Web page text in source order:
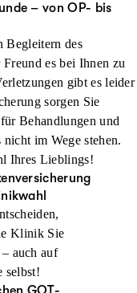
– von OP- bis
Begleitern des
es bei Ihnen zu
gibt es leider
sorgen Sie
Behandlungen und
im Wege stehen.
Ihres Lieblings!
Klinik Sie
auch auf
selbst!